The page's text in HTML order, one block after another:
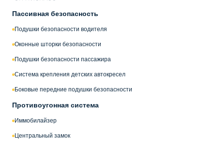
Пассивная безопасность
Подушки безопасности водителя
Оконные шторки безопасности
Подушки безопасности пассажира
Система крепления детских автокресел
Боковые передние подушки безопасности
Противоугонная система
Иммобилайзер
Центральный замок